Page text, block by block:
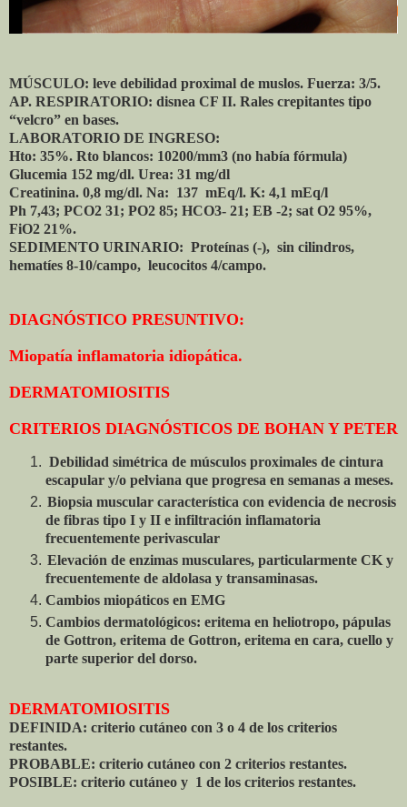
MÚSCULO: leve debilidad proximal de muslos. Fuerza: 3/5.
AP. RESPIRATORIO: disnea CF II. Rales crepitantes tipo
“velcro” en bases.
LABORATORIO DE INGRESO:
Hto: 35%. Rto blancos: 10200/mm3 (no había fórmula)
Glucemia 152 mg/dl. Urea: 31 mg/dl
Creatinina. 0,8 mg/dl. Na: 137 mEq/l. K: 4,1 mEq/l
Ph 7,43; PCO2 31; PO2 85; HCO3- 21; EB -2; sat O2 95%,
FiO2 21%.
SEDIMENTO URINARIO: Proteínas (-), sin cilindros,
hematíes 8-10/campo, leucocitos 4/campo.
DIAGNÓSTICO PRESUNTIVO:
Miopatía inflamatoria idiopática.
DERMATOMIOSITIS
CRITERIOS DIAGNÓSTICOS DE BOHAN Y PETER
Debilidad simétrica de músculos proximales de cintura
escapular y/o pelviana que progresa en semanas a meses.
Biopsia muscular característica con evidencia de necrosis
de fibras tipo I y II e infiltración inflamatoria
frecuentemente perivascular
Elevación de enzimas musculares, particularmente CK y
frecuentemente de aldolasa y transaminasas.
Cambios miopáticos en EMG
Cambios dermatológicos: eritema en heliotropo, pápulas
de Gottron, eritema de Gottron, eritema en cara, cuello y
parte superior del dorso.
DERMATOMIOSITIS
DEFINIDA: criterio cutáneo con 3 o 4 de los criterios
restantes.
PROBABLE: criterio cutáneo con 2 criterios restantes.
POSIBLE: criterio cutáneo y 1 de los criterios restantes.